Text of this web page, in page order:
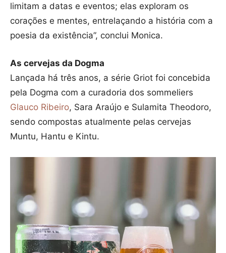
limitam a datas e eventos; elas exploram os
corações e mentes, entrelaçando a história com a
poesia da existência”, conclui Monica.
As cervejas da Dogma
Lançada há três anos, a série Griot foi concebida
pela Dogma com a curadoria dos sommeliers
Glauco Ribeiro, Sara Araújo e Sulamita Theodoro,
sendo compostas atualmente pelas cervejas
Muntu, Hantu e Kintu.